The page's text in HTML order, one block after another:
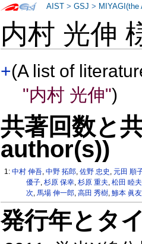
内村 光伸
+(A list of
"内村 光伸")
共著回数と
author(s))
1:中村 伸吾,中野 拓郎,佐野 忠史 ,元田 順
優子, 杉原 保幸, 杉原 重夫, 松田 睦夫
次, 馬場 伸一郎, 高田 秀樹, 鯵本 眞
発行年とタ
AIST >GSJ > MIYAGI(the